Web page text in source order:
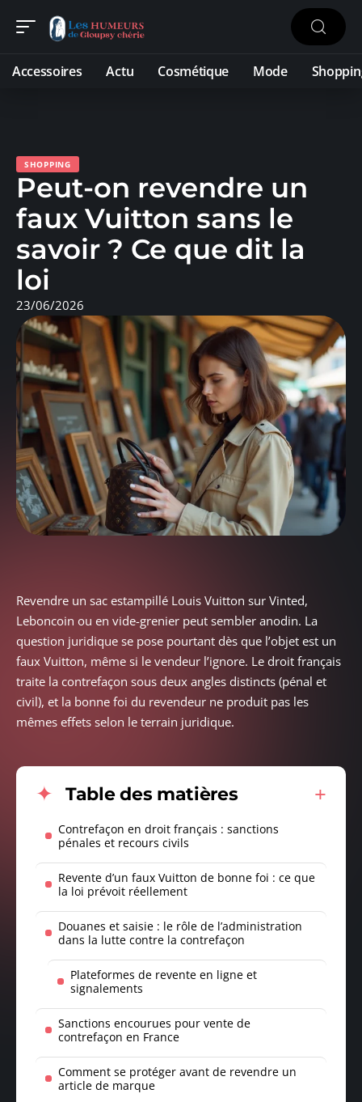
Accessoires Actu Cosmétique Mode
SHOPPING
Peut-on revendre un
faux Vuitton sans le
savoir ? Ce que dit la
loi
23/06/2026
Revendre un sac estampillé Louis Vuitton sur Vinted,
Leboncoin ou en vide-grenier peut sembler anodin. La
question juridique se pose pourtant dès que l’objet est un
faux Vuitton, même si le vendeur l’ignore. Le droit français
traite la contrefaçon sous deux angles distincts (pénal et
civil), et la bonne foi du revendeur ne produit pas les
mêmes effets selon le terrain juridique.
Table des matières
Contrefaçon en droit français : sanctions
pénales et recours civils
Revente d’un faux Vuitton de bonne foi : ce que
la loi prévoit réellement
Douanes et saisie : le rôle de l’administration
dans la lutte contre la contrefaçon
Plateformes de revente en ligne et
signalements
Sanctions encourues pour vente de
contrefaçon en France
Comment se protéger avant de revendre un
article de marque